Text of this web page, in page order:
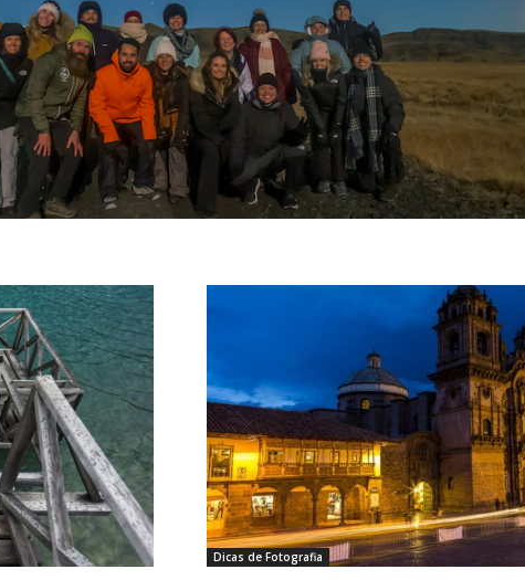
Dicas de Fotografia